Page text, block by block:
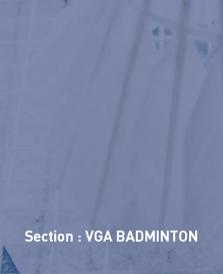
Section : VGA BADMINTON